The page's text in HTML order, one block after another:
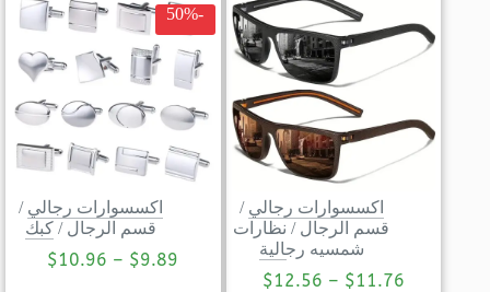
اكسسوارات رجالي /
قسم الرجال / نظارات
شمسيه رجالية
$11.76
–
$12.56
-50%
اكسسوارات رجالي /
قسم الرجال / كبك
$9.89
–
$10.96